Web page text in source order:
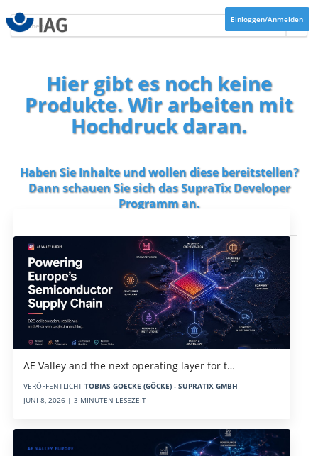
Einloggen/Anmelden
Hier gibt es noch keine
Produkte. Wir arbeiten mit
Hochdruck daran.
Haben Sie Inhalte und wollen diese bereitstellen?
Dann schauen Sie sich dasSupraTix Developer
Programman.
AE Valley and the next operating layer for t…
VERÖFFENTLICHT TOBIAS GOECKE (GÖCKE) - SUPRATIX GMBH
JUNI 8, 2026 | 3 MINUTEN LESEZEIT